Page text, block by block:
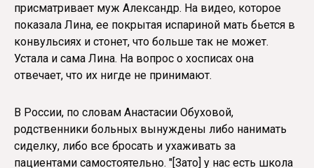
присматривает муж Александр. На видео, которое
показала Лина, ее покрытая испариной мать бьется в
конвульсиях и стонет, что больше так не может.
Устала и сама Лина. На вопрос о хосписах она
отвечает, что их нигде не принимают.
В России, по словам Анастасии Обуховой,
родственники больных вынуждены либо нанимать
сиделку, либо все бросать и ухаживать за
пациентами самостоятельно. "[Зато] у нас есть школа